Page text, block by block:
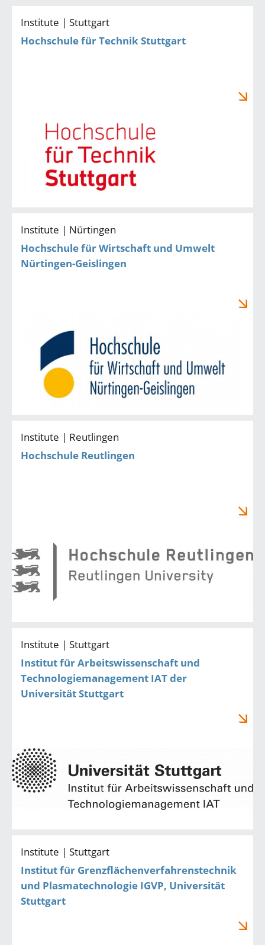
Institute | Stuttgart
Hochschule für Technik Stuttgart
Institute | Nürtingen
Hochschule für Wirtschaft und Umwelt
Nürtingen-Geislingen
Institute | Reutlingen
Hochschule Reutlingen
Institute | Stuttgart
Institut für Arbeitswissenschaft und
Technologiemanagement IAT der
Universität Stuttgart
Institute | Stuttgart
Institut für Grenzflächenverfahrenstechnik
und Plasmatechnologie IGVP, Universität
Stuttgart